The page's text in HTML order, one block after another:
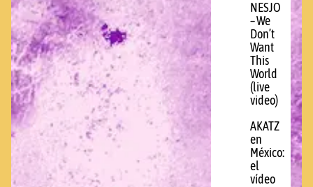
NESJO
– We
Don’t
Want
This
World
(live
video)
AKATZ
en
México:
el
vídeo